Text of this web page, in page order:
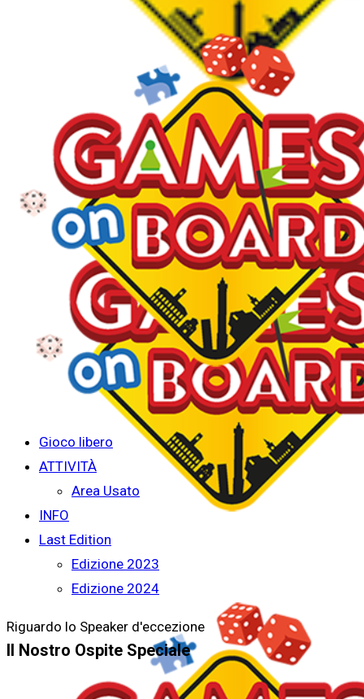
Gioco libero
ATTIVITÀ
Area Usato
INFO
Last Edition
Edizione 2023
Edizione 2024
Riguardo lo Speaker d'eccezione
Il Nostro Ospite Speciale